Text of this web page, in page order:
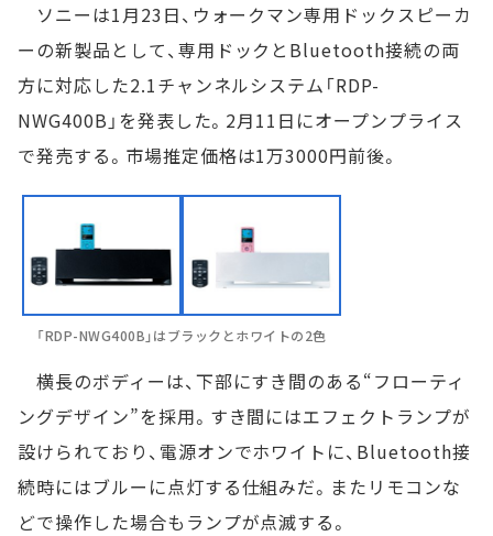
ソニーは1月23日、ウォークマン専用ドックスピーカ
ーの新製品として、専用ドックとBluetooth接続の両
方に対応した2.1チャンネルシステム「RDP-
NWG400B」を発表した。2月11日にオープンプライス
で発売する。市場推定価格は1万3000円前後。
「RDP-NWG400B」はブラックとホワイトの2色
横長のボディーは、下部にすき間のある“フローティ
ングデザイン”を採用。すき間にはエフェクトランプが
設けられており、電源オンでホワイトに、Bluetooth接
続時にはブルーに点灯する仕組みだ。またリモコンな
どで操作した場合もランプが点滅する。